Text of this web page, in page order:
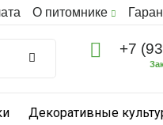
О питомнике
+7
Декоративные